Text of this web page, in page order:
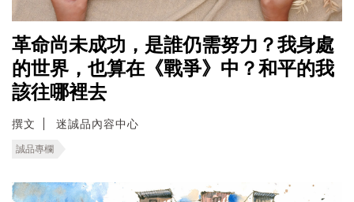
革命尚未成功，是誰仍需努力？我身處
的世界，也算在《戰爭》中？和平的我
該往哪裡去
撰文 迷誠品內容中心
誠品專欄